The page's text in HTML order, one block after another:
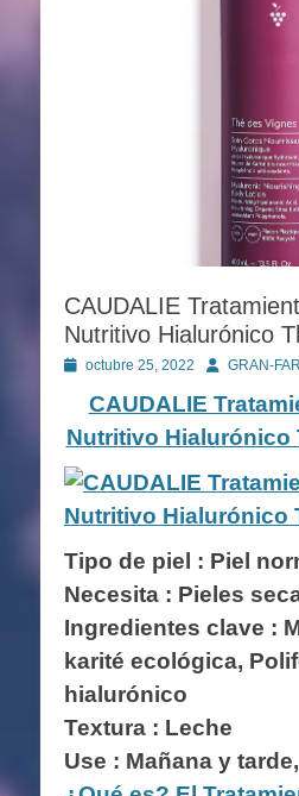
CAUDALIE
Nutritivo Hialurónico
Publicado
octubre 25, 2022 AutorGRAN-
CAUDALIE
Nutritivo Hialurónico
Tipo de piel : Piel
Necesita : Pieles
Ingredientes clave :
karité ecológica,
hialurónico
Textura : Leche
Use : Mañana y